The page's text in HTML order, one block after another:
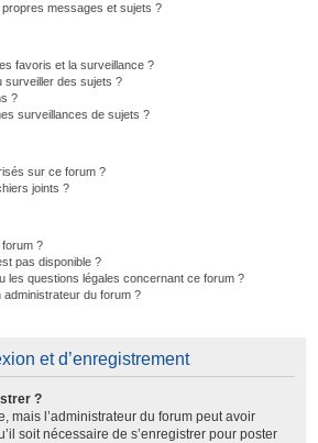
messages et sujets ?
favoris et la surveillance ?
surveiller des sujets ?
?
surveillances de sujets ?
sur ce forum ?
joints ?
forum ?
pas disponible ?
les questions légales concernant ce forum ?
du forum ?
et d’enregistrement
?
mais l’administrateur du forum peut avoir
soit nécessaire de s’enregistrer pour poster